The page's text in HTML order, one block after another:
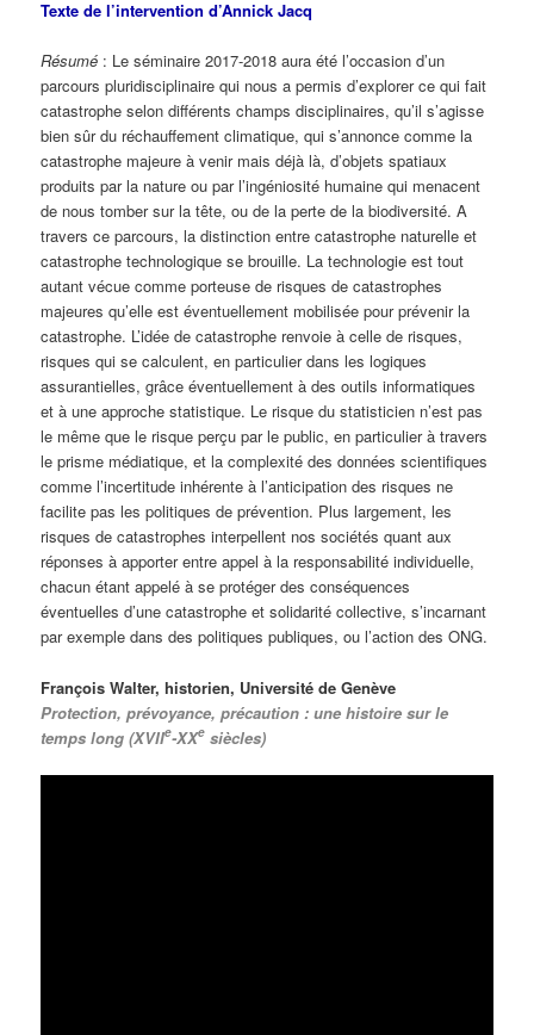
Texte de l’intervention d’Annick Jacq
Résumé : Le séminaire 2017-2018 aura été l’occasion d’un
parcours pluridisciplinaire qui nous a permis d’explorer ce qui fait
catastrophe selon différents champs disciplinaires, qu’il s’agisse
bien sûr du réchauffement climatique, qui s’annonce comme la
catastrophe majeure à venir mais déjà là, d’objets spatiaux
produits par la nature ou par l’ingéniosité humaine qui menacent
de nous tomber sur la tête, ou de la perte de la biodiversité. A
travers ce parcours, la distinction entre catastrophe naturelle et
catastrophe technologique se brouille. La technologie est tout
autant vécue comme porteuse de risques de catastrophes
majeures qu’elle est éventuellement mobilisée pour prévenir la
catastrophe. L’idée de catastrophe renvoie à celle de risques,
risques qui se calculent, en particulier dans les logiques
assurantielles, grâce éventuellement à des outils informatiques
et à une approche statistique. Le risque du statisticien n’est pas
le même que le risque perçu par le public, en particulier à travers
le prisme médiatique, et la complexité des données scientifiques
comme l’incertitude inhérente à l’anticipation des risques ne
facilite pas les politiques de prévention. Plus largement, les
risques de catastrophes interpellent nos sociétés quant aux
réponses à apporter entre appel à la responsabilité individuelle,
chacun étant appelé à se protéger des conséquences
éventuelles d’une catastrophe et solidarité collective, s’incarnant
par exemple dans des politiques publiques, ou l’action des ONG.
François Walter, historien, Université de Genève
Protection, prévoyance, précaution : une histoire sur le
temps long (XVIIe-XXe siècles)